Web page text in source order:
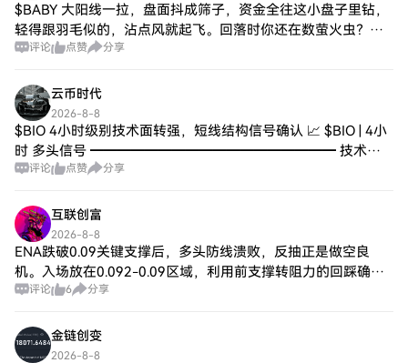
$BABY 大阳线一拉，盘面抖成筛子，资金全往这小盘子里钻，
轻得跟羽毛似的，沾点风就起飞。回落时你还在数萤火虫？等
真回调，车尾灯你都瞅不着 😏
评论 点赞 分享
云币时代
2026-8-8
$BIO 4小时级别技术面转强，短线结构信号确认 📈 $BIO | 4小
时 多头信号 ━━━━━━━━━━━━━━━━━━ 技术分
析：ADX读数45确认趋势确立；MACD零轴上方金叉，多头势
评论 点赞 分享
互联创富
2026-8-8
ENA跌破0.09关键支撑后，多头防线溃败，反抽正是做空良
机。入场放在0.092-0.09区域，利用前支撑转阻力的回踩确
认；0.09原本是多次防守的心理关口，破位后变为强压，在此
评论 6 分享
金链创变
2026-8-8